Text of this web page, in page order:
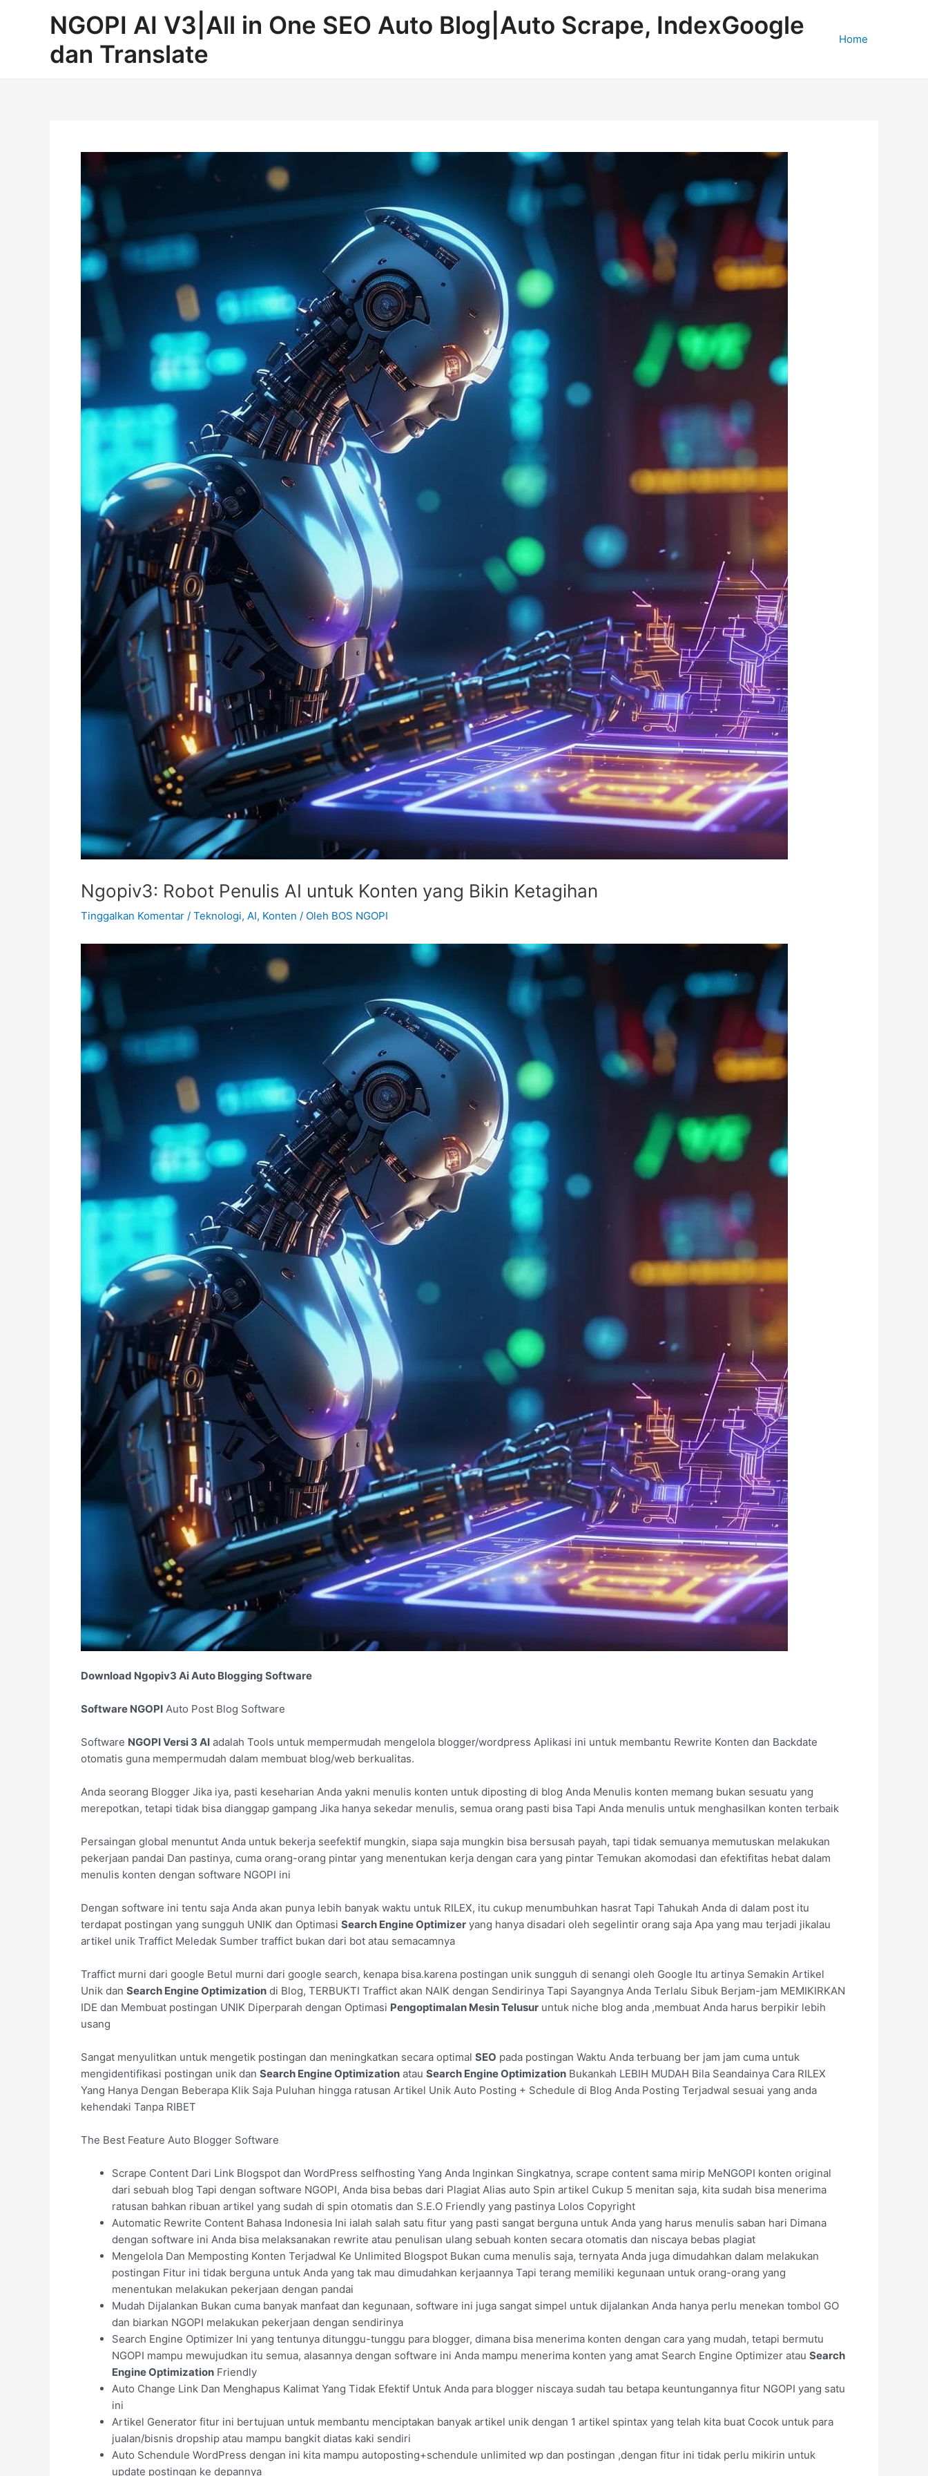
NGOPI AI V3|All in One SEO Auto Blog|Auto Scrape, IndexGoogle
dan Translate
Home
Ngopiv3: Robot Penulis AI untuk Konten yang Bikin Ketagihan
Tinggalkan Komentar / Teknologi, AI, Konten / Oleh BOS NGOPI
Download Ngopiv3 Ai Auto Blogging Software
Software NGOPI Auto Post Blog Software
Software NGOPI Versi 3 AI adalah Tools untuk mempermudah mengelola blogger/wordpress Aplikasi ini untuk membantu Rewrite Konten dan Backdate
otomatis guna mempermudah dalam membuat blog/web berkualitas.
Anda seorang Blogger Jika iya, pasti keseharian Anda yakni menulis konten untuk diposting di blog Anda Menulis konten memang bukan sesuatu yang
merepotkan, tetapi tidak bisa dianggap gampang Jika hanya sekedar menulis, semua orang pasti bisa Tapi Anda menulis untuk menghasilkan konten terbaik
Persaingan global menuntut Anda untuk bekerja seefektif mungkin, siapa saja mungkin bisa bersusah payah, tapi tidak semuanya memutuskan melakukan
pekerjaan pandai Dan pastinya, cuma orang-orang pintar yang menentukan kerja dengan cara yang pintar Temukan akomodasi dan efektifitas hebat dalam
menulis konten dengan software NGOPI ini
Dengan software ini tentu saja Anda akan punya lebih banyak waktu untuk RILEX, itu cukup menumbuhkan hasrat Tapi Tahukah Anda di dalam post itu
terdapat postingan yang sungguh UNIK dan Optimasi Search Engine Optimizer yang hanya disadari oleh segelintir orang saja Apa yang mau terjadi jikalau
artikel unik Traffict Meledak Sumber traffict bukan dari bot atau semacamnya
Traffict murni dari google Betul murni dari google search, kenapa bisa.karena postingan unik sungguh di senangi oleh Google Itu artinya Semakin Artikel
Unik dan Search Engine Optimization di Blog, TERBUKTI Traffict akan NAIK dengan Sendirinya Tapi Sayangnya Anda Terlalu Sibuk Berjam-jam MEMIKIRKAN
IDE dan Membuat postingan UNIK Diperparah dengan Optimasi Pengoptimalan Mesin Telusur untuk niche blog anda ,membuat Anda harus berpikir lebih
usang
Sangat menyulitkan untuk mengetik postingan dan meningkatkan secara optimal SEO pada postingan Waktu Anda terbuang ber jam jam cuma untuk
mengidentifikasi postingan unik dan Search Engine Optimization atau Search Engine Optimization Bukankah LEBIH MUDAH Bila Seandainya Cara RILEX
Yang Hanya Dengan Beberapa Klik Saja Puluhan hingga ratusan Artikel Unik Auto Posting + Schedule di Blog Anda Posting Terjadwal sesuai yang anda
kehendaki Tanpa RIBET
The Best Feature Auto Blogger Software
Scrape Content Dari Link Blogspot dan WordPress selfhosting Yang Anda Inginkan Singkatnya, scrape content sama mirip MeNGOPI konten original
dari sebuah blog Tapi dengan software NGOPI, Anda bisa bebas dari Plagiat Alias auto Spin artikel Cukup 5 menitan saja, kita sudah bisa menerima
ratusan bahkan ribuan artikel yang sudah di spin otomatis dan S.E.O Friendly yang pastinya Lolos Copyright
Automatic Rewrite Content Bahasa Indonesia Ini ialah salah satu fitur yang pasti sangat berguna untuk Anda yang harus menulis saban hari Dimana
dengan software ini Anda bisa melaksanakan rewrite atau penulisan ulang sebuah konten secara otomatis dan niscaya bebas plagiat
Mengelola Dan Memposting Konten Terjadwal Ke Unlimited Blogspot Bukan cuma menulis saja, ternyata Anda juga dimudahkan dalam melakukan
postingan Fitur ini tidak berguna untuk Anda yang tak mau dimudahkan kerjaannya Tapi terang memiliki kegunaan untuk orang-orang yang
menentukan melakukan pekerjaan dengan pandai
Mudah Dijalankan Bukan cuma banyak manfaat dan kegunaan, software ini juga sangat simpel untuk dijalankan Anda hanya perlu menekan tombol GO
dan biarkan NGOPI melakukan pekerjaan dengan sendirinya
Search Engine Optimizer Ini yang tentunya ditunggu-tunggu para blogger, dimana bisa menerima konten dengan cara yang mudah, tetapi bermutu
NGOPI mampu mewujudkan itu semua, alasannya dengan software ini Anda mampu menerima konten yang amat Search Engine Optimizer atau Search
Engine Optimization Friendly
Auto Change Link Dan Menghapus Kalimat Yang Tidak Efektif Untuk Anda para blogger niscaya sudah tau betapa keuntungannya fitur NGOPI yang satu
ini
Artikel Generator fitur ini bertujuan untuk membantu menciptakan banyak artikel unik dengan 1 artikel spintax yang telah kita buat Cocok untuk para
jualan/bisnis dropship atau mampu bangkit diatas kaki sendiri
Auto Schendule WordPress dengan ini kita mampu autoposting+schendule unlimited wp dan postingan ,dengan fitur ini tidak perlu mikirin untuk
update postingan ke depannya
navigation